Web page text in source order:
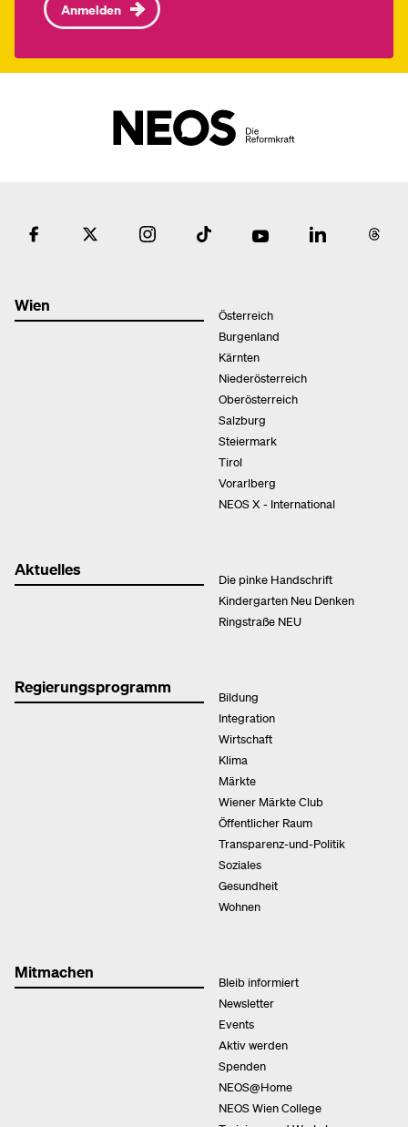
Anmelden
Wien
Österreich
Burgenland
Kärnten
Niederösterreich
Oberösterreich
Salzburg
Steiermark
Tirol
Vorarlberg
NEOS X - International
Aktuelles
Die pinke Handschrift
Kindergarten Neu Denken
Ringstraße NEU
Regierungsprogramm
Bildung
Integration
Wirtschaft
Klima
Märkte
Wiener Märkte Club
Öffentlicher Raum
Transparenz-und-Politik
Soziales
Gesundheit
Wohnen
Mitmachen
Bleib informiert
Newsletter
Events
Aktiv werden
Spenden
NEOS@Home
NEOS Wien College